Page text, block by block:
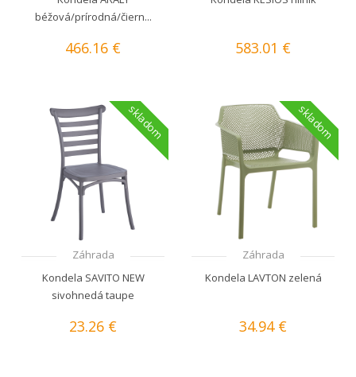
béžová/prírodná/čiern...
466.16 € 583.01 €
Záhrada
Kondela SAVITO NEW
sivohnedá taupe
23.26 €
skladom
Záhrada
Kondela LAVTON zelená
34.94 €
skladom